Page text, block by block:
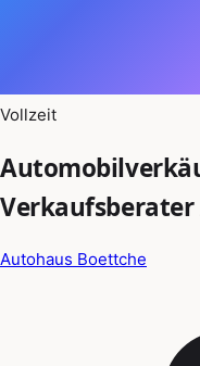
Vollzeit
Autohaus Boettche